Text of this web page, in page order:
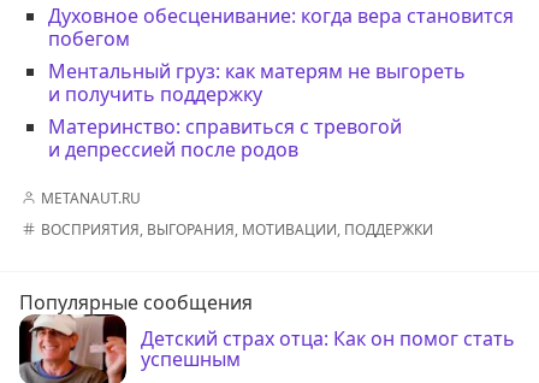
Духовное обесценивание: когда вера становится
побегом
Ментальный груз: как матерям не выгореть
и получить поддержку
Материнство: справиться с тревогой
и депрессией после родов
METANAUT.RU
ВОСПРИЯТИЯ, ВЫГОРАНИЯ, МОТИВАЦИИ, ПОДДЕРЖКИ
Популярные сообщения
Детский страх отца: Как он помог стать
успешным